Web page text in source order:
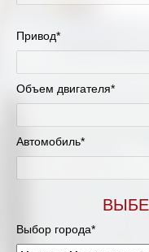
Липецк
Привод*
Объем двигателя*
Автомобиль*
Выбор города*